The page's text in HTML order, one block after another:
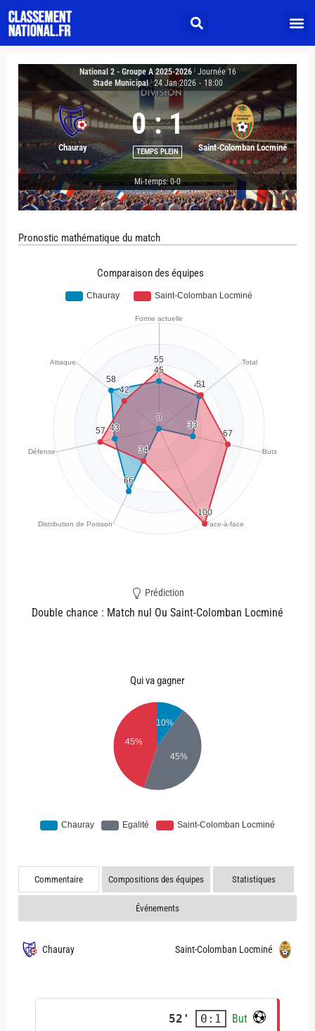
National 2 - Groupe A 2025-2026
Journée 16
Stade Municipal | 24 Jan 2026 - 18:00
Chauray
0 : 1
TEMPS PLEIN Saint-Colomban Locminé
Mi-temps: 0-0
Pronostic mathématique du match
Comparaison des équipes
Prédiction
Double chance : Match nul Ou Saint-Colomban Locminé
Qui va gagner
Commentaire Compositions des équipes Statistiques
Événements
Chauray Saint-Colomban Locminé
52' 0:1 But